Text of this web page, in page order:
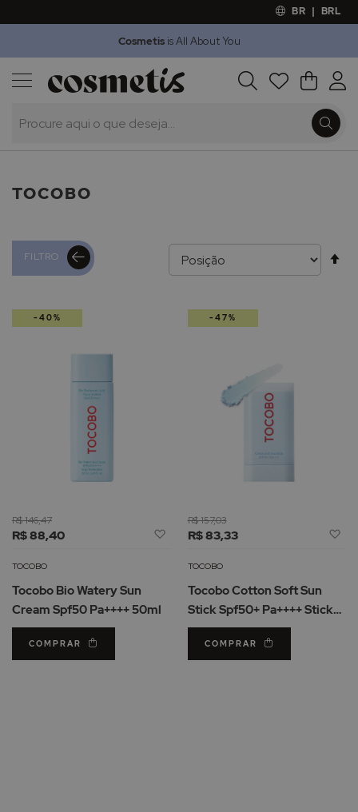
BR | BRL
Cosmetisis All About You
Procura O Meu
Outlet
TOCOBO
FILTRO
R$ 88,40
R$ 146,47
Adicionar
Lista
Desejos
TOCOBO
Tocobo Bio Watery Sun
Cream Spf50 Pa++++ 50ml
COMPRAR
-40%
R$ 83,33
R$ 157,03
TOCOBO
Tocobo Cotton Soft Sun
Stick Spf50+ Pa++++ Stick
19g
COMPRAR
-47%